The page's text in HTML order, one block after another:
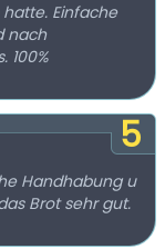
Einfache
nach
100%
5
Handhabung u
Brot sehr gut.